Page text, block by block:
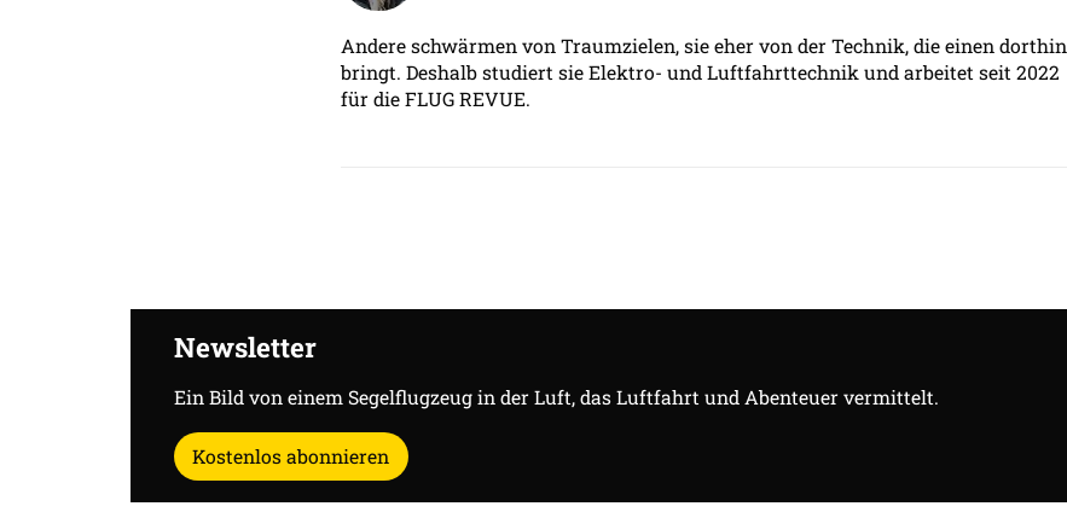
Andere schwärmen von Traumzielen, sie eher von der Technik, die einen dorthin
bringt. Deshalb studiert sie Elektro- und Luftfahrttechnik und arbeitet seit 2022
für die FLUG REVUE.
Newsletter
Ein Bild von einem Segelflugzeug in der Luft, das Luftfahrt und Abenteuer vermittelt.
Kostenlos abonnieren